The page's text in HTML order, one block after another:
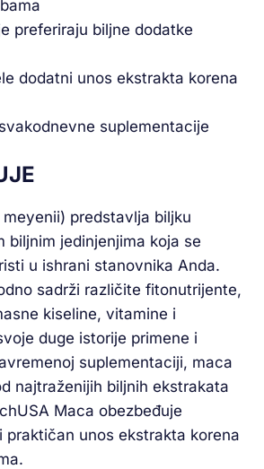
preferiraju biljne dodatke
dodatni unos ekstrakta korena
suplementacije
predstavlja biljku
biljnim jedinjenjima koja se
u ishrani stanovnika Anda.
sadrži različite fitonutrijente,
kiseline, vitamine i
duge istorije primene i
suplementaciji, maca
najtraženijih biljnih ekstrakata
Maca obezbeđuje
praktičan unos ekstrakta korena